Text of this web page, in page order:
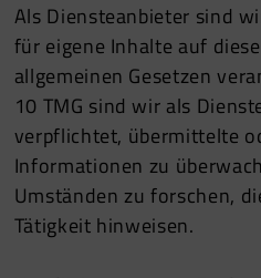
Als Diensteanbieter sind
für eigene Inhalte auf
allgemeinen Gesetzen
10 TMG sind wir als
verpflichtet, übermittelte
Informationen zu
Umständen zu forschen,
Tätigkeit hinweisen.